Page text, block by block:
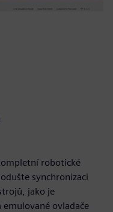
robotické
synchronizaci
jako je
ovladače